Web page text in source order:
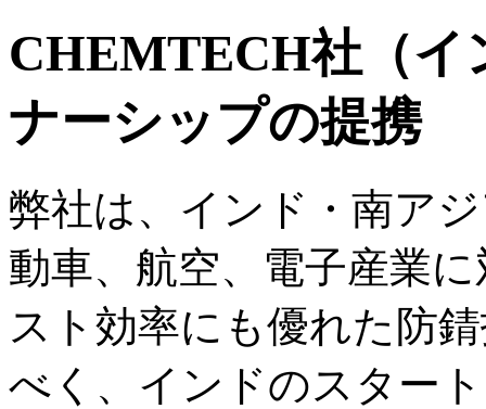
CHEMTECH社（イ
ナーシップの提携
弊社は、インド・南ア
動車、航空、電子産業
スト効率にも優れた防
べく、インドのスター